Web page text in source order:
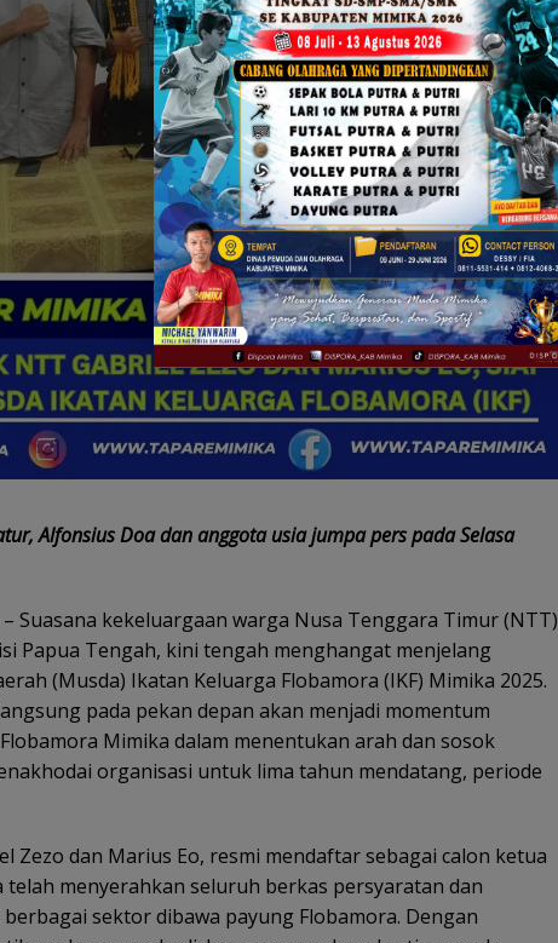
Alfonsius Doa dan anggota usia jumpa pers pada Selasa
– Suasana kekeluargaan warga Nusa Tenggara Timur (NTT)
Papua Tengah, kini tengah menghangat menjelang
(Musda) Ikatan Keluarga Flobamora (IKF) Mimika 2025.
pada pekan depan akan menjadi momentum
Mimika dalam menentukan arah dan sosok
organisasi untuk lima tahun mendatang, periode
Zezo dan Marius Eo, resmi mendaftar sebagai calon ketua
telah menyerahkan seluruh berkas persyaratan dan
sektor dibawa payung Flobamora. Dengan